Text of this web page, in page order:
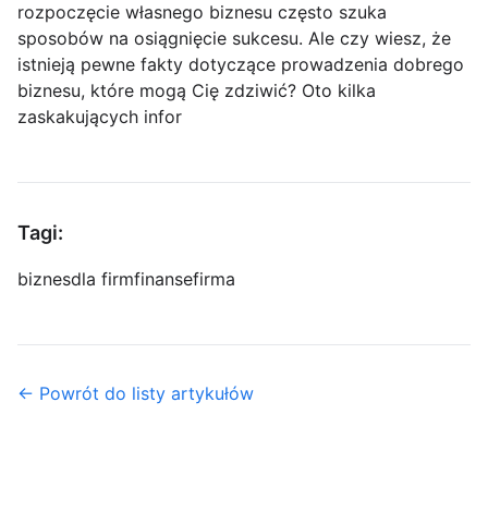
rozpoczęcie własnego biznesu często szuka
sposobów na osiągnięcie sukcesu. Ale czy wiesz, że
istnieją pewne fakty dotyczące prowadzenia dobrego
biznesu, które mogą Cię zdziwić? Oto kilka
zaskakujących infor
Tagi:
biznesdla firmfinansefirma
← Powrót do listy artykułów